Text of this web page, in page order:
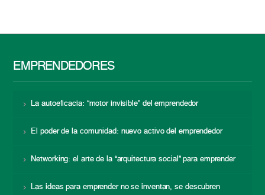
EMPRENDEDORES
La autoeficacia: “motor invisible” del emprendedor
El poder de la comunidad: nuevo activo del emprendedor
Networking: el arte de la “arquitectura social” para emprender
Las ideas para emprender no se inventan, se descubren